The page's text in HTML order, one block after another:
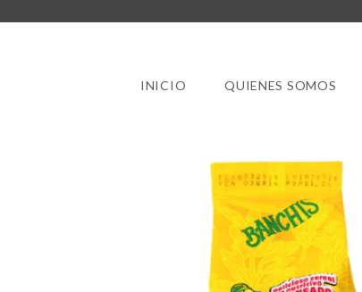
INICIO QUIENES SOMOS